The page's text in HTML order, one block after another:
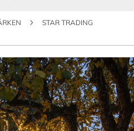
STAR TRADING